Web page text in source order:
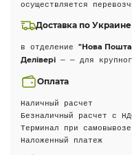
осуществляется
Доставка по Украине
в отделение "Нова
Делівері — — для
Оплата
Наличный расчет
Безналичный расчет с
Терминал при
Наложенный платеж